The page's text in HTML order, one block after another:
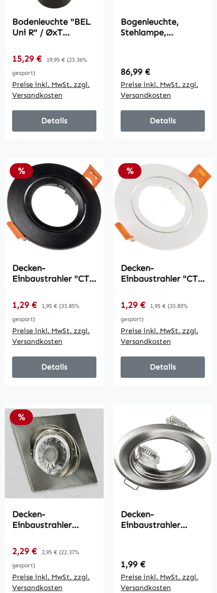
Bodenleuchte "BEL
Uni R" / ØxT
GU10 Fassung, rund
Verkaufspreis:
15,29 € Regulärer Preis:
19,95 € (23.36%
gespart)
Preise inkl. MwSt. zzgl.
Versandkosten
Details
Bogenleuchte,
Stehlampe,
170-180cm,
Silber/Schwarz
Regulärer Preis:
86,99 €
Preise inkl. MwSt. zzgl.
Versandkosten
Details
Rabatt
%
Decken-
Einbaustrahler "CT-
schwenkbar,
Ø86mm, für 50mm
Lampen
Verkaufspreis:
1,29 € Regulärer Preis:
1,95 € (33.85%
gespart)
Preise inkl. MwSt. zzgl.
Versandkosten
Details
Rabatt
%
Decken-
Einbaustrahler "CT-
schwenkbar,
Ø86mm, für 50mm
Lampen
Verkaufspreis:
1,29 € Regulärer Preis:
1,95 € (33.85%
gespart)
Preise inkl. MwSt. zzgl.
Versandkosten
Details
Rabatt
%
Decken-
Einbaustrahler
schwenkbar,
80x80mm, für 50mm
Lampen
Verkaufspreis:
2,29 € Regulärer Preis:
2,95 € (22.37%
gespart)
Preise inkl. MwSt. zzgl.
Versandkosten
Decken-
Einbaustrahler
Regulärer Preis:
1,99 €
Preise inkl. MwSt. zzgl.
Versandkosten